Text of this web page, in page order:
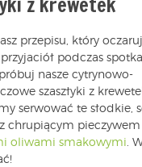
przepisu, który
podczas
nasze cytrynowo-
szaszłyki z
serwować te słodkie,
chrupiącym pieczywem
oliwami smakowymi.